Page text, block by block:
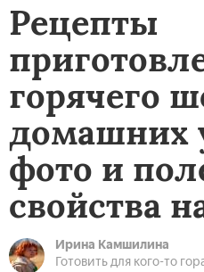
Рецепты
горячего
домашних
фото и
свойства
Ирина Камшилина
Готовить для кого-то